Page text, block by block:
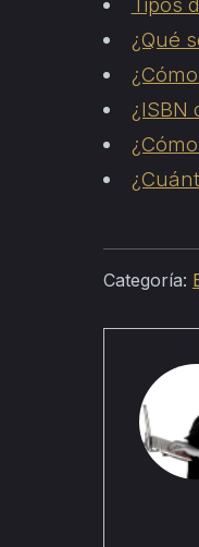
¿Qué
¿ISBN
Categoría: